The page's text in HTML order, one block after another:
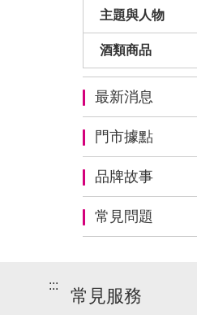
主題與人物
酒類商品
最新消息
門市據點
品牌故事
常見問題
:::
常見服務